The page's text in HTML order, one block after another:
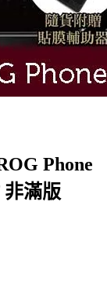
Phone
非滿版